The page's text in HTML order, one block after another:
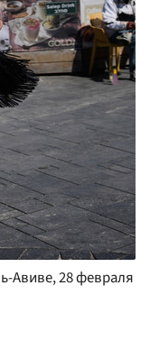
Авиве, 28 февраля